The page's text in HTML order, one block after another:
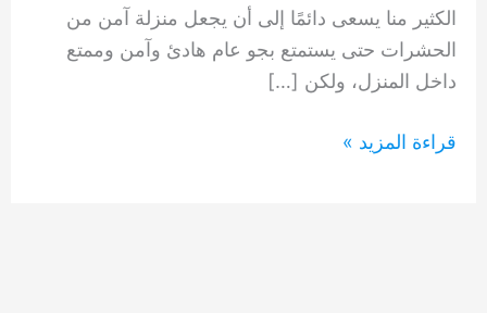
الكثير منا يسعى دائمًا إلى أن يجعل منزلة آمن من
الحشرات حتى يستمتع بجو عام هادئ وآمن وممتع
داخل المنزل، ولكن […]
8
قراءة المزيد »